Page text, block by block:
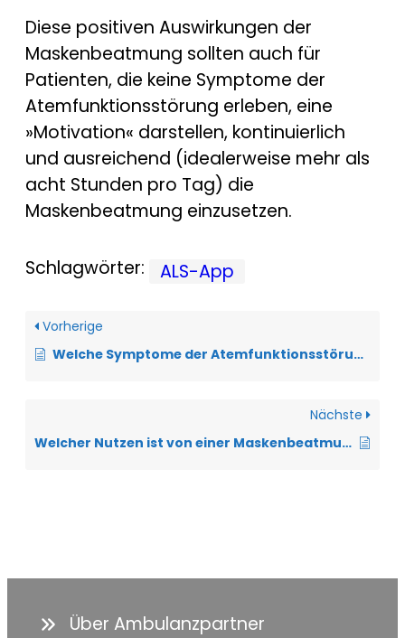
Diese positiven Auswirkungen der
Maskenbeatmung sollten auch für
Patienten, die keine Symptome der
Atemfunktionsstörung erleben, eine
»Motivation« darstellen, kontinuierlich
und ausreichend (idealerweise mehr als
acht Stunden pro Tag) die
Maskenbeatmung einzusetzen.
Schlagwörter: ALS-App
Vorherige
Welche Symptome der Atemfunktionsstörung können ohne Beatmungsgeräte gelindert werden?
Nächste
Welcher Nutzen ist von einer Maskenbeatmung zu erwarten?
Über Ambulanzpartner